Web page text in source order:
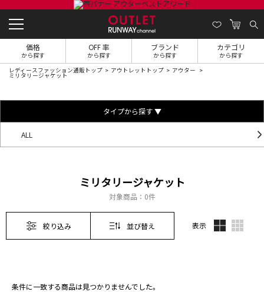
価格
から探す
OFF 率
から探す
ブランド
から探す
カテゴリ
から探す
レディースファッション通販トップ アウトレットトップ アウター
ミリタリージャケット
タイプから探す ▼
ALL
ミリタリージャケット
対象商品： 0件
絞り込み 並び替え 表示
条件に一致する商品は見つかりませんでした。